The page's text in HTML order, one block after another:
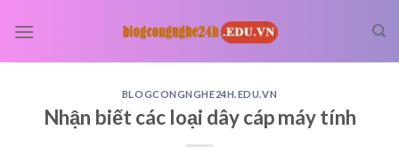
BLOGCONGNGHE24H.EDU.VN
Nhận biết các loại dây cáp máy tính